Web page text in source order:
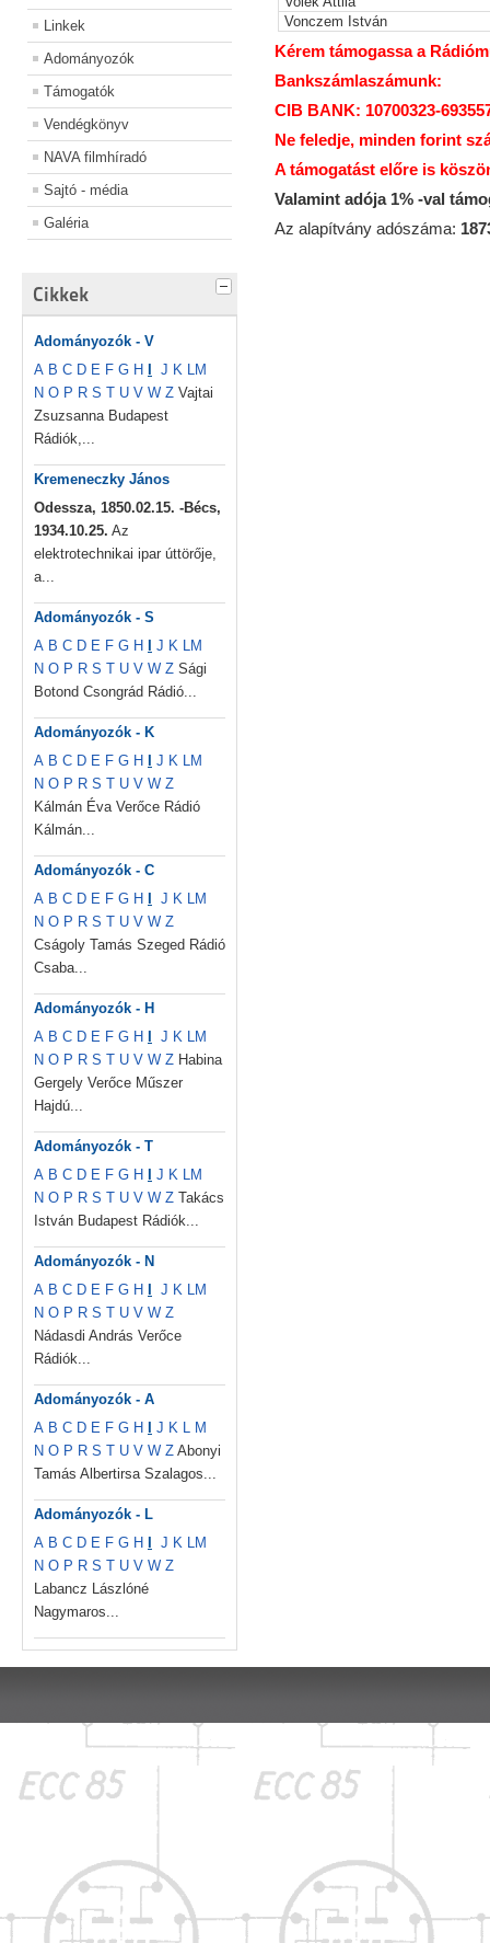
Linkek
Adományozók
Támogatók
Vendégkönyv
NAVA filmhíradó
Sajtó - média
Galéria
Cikkek
Adományozók - V
A B C D E F G H J K LM
N O P R S T U V W Z Vajtai
Zsuzsanna Budapest
Rádiók,...
Kremeneczky János
Odessza, 1850.02.15. -Bécs,
1934.10.25. Az
elektrotechnikai ipar úttörője,
a...
Adományozók - S
A B C D E F G H J K LM
N O P R S T U V W Z Sági
Botond Csongrád Rádió...
Adományozók - K
A B C D E F G H J K LM
N O P R S T U V W Z
Kálmán Éva Verőce Rádió
Kálmán...
Adományozók - C
A B C D E F G H J K LM
N O P R S T U V W Z
Cságoly Tamás Szeged Rádió
Csaba...
Adományozók - H
A B C D E F G H J K LM
N O P R S T U V W Z Habina
Gergely Verőce Műszer
Hajdú...
Adományozók - T
A B C D E F G H J K LM
N O P R S T U V W Z Takács
István Budapest Rádiók...
Adományozók - N
A B C D E F G H J K LM
N O P R S T U V W Z
Nádasdi András Verőce
Rádiók...
Adományozók - A
A B C D E F G H J K L M
N O P R S T U V W Z Abonyi
Tamás Albertirsa Szalagos...
Adományozók - L
A B C D E F G H J K LM
N O P R S T U V W Z
Labancz Lászlóné
Nagymaros...
Vonczem István
Kérem támogassa a
Bankszámlaszámunk:
CIB BANK: 10700323-
Ne feledje, minden forint
A támogatást előre is
Valamint adója 1% -val
Az alapítvány adószáma: